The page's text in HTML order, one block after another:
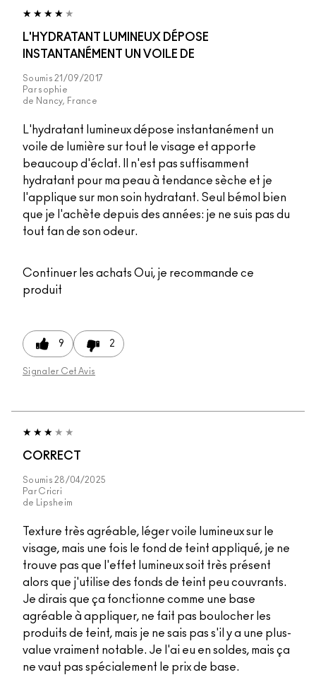
L'HYDRATANT LUMINEUX DÉPOSE
INSTANTANÉMENT UN VOILE DE
Soumis 21/09/2017
Par sophie
de Nancy, France
L'hydratant lumineux dépose instantanément un
voile de lumière sur tout le visage et apporte
beaucoup d'éclat. Il n'est pas suffisamment
hydratant pour ma peau à tendance sèche et je
l'applique sur mon soin hydratant. Seul bémol bien
que je l'achète depuis des années: je ne suis pas du
tout fan de son odeur.
Continuer les achats Oui, je recommande ce
produit
9 2
Signaler Cet Avis
CORRECT
Soumis 28/04/2025
Par Cricri
de
Lipsheim
Texture très agréable, léger voile lumineux sur le
visage, mais une fois le fond de teint appliqué, je ne
trouve pas que l'effet lumineux soit très présent
alors que j'utilise des fonds de teint peu couvrants.
Je dirais que ça fonctionne comme une base
agréable à appliquer, ne fait pas boulocher les
produits de teint, mais je ne sais pas s'il y a une plus-
value vraiment notable. Je l'ai eu en soldes, mais ça
ne vaut pas spécialement le prix de base.